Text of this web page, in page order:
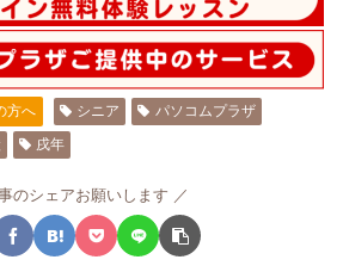
方へ シニア
パソコムプラザ
戌年
のシェアお願いします